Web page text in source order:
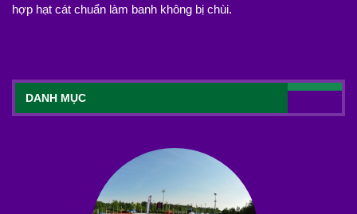
hợp hạt cát chuẩn làm banh không bị chùi.
DANH MỤC